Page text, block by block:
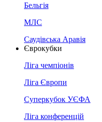
Бельгія
МЛС
Саудівська Аравія
Єврокубки
Ліга чемпіонів
Ліга Європи
Суперкубок УЄФА
Ліга конференцій